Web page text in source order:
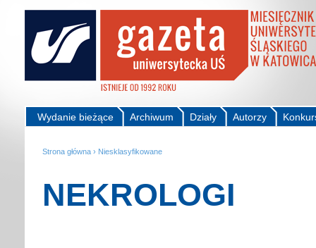
Autorzy
Działy
Archiwum
Wydanie bieżące
Strona główna › Niesklasyfikowane
NEKROLOGI